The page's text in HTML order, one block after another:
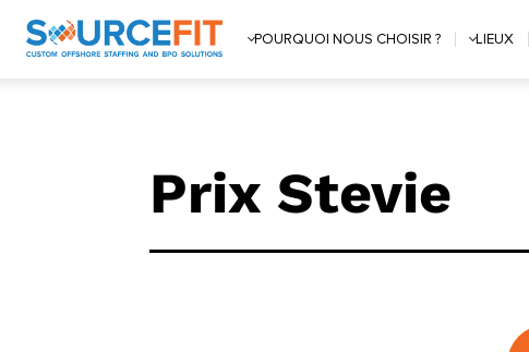
POURQUOI NOUS CHOISIR ? LIEUX
Prix Stevie